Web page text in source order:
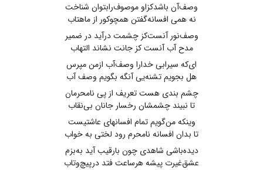
وصف‌آن باشدکزاو موصوف‌رابتوان شناخت
نه همی افسانه‌گفتن همچوکور از ماهتاب
وصف‌نور آنست‌کز چشمت درآید در ضمیر
مدح آب آنست کز جانت نشاند التهاب
ای‌که سیرابی خدارا وصف‌آب ازمن مپرس
هل بجویم تشنه‌یی آنگه بگویم وصف آب
چشم بندی هست تعریف از پی نامحرمان
تا نبیند چشمشان رخسار جانان بی‌نقاب
وینکه من‌گویم تمام افسانهای عاشتیست
تا بدان افسانه نامحرم رود لختی به خواب
دیده‌باشی شاهدی چون بارقیب آید به‌بزم
عشق‌غیرت پیشه هرساعت فتد درپیچ‌وتاب